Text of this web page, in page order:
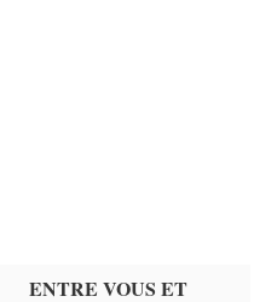
ENTRE VOUS ET